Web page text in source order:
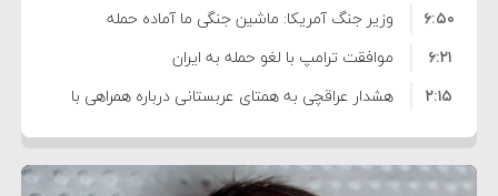
نشده است
وزیر جنگ آمریکا: ماشین جنگی ما آماده حمله
نظامی علیه ایران است
۶:۵۰
موافقت ترامپ با لغو حمله به ایران
۶:۲۱
هشدار عراقچی به همتای عربستانی درباره همراهی با
آمریکا
۲:۱۵
مقام ارشد امنیتی: برنامه گسترده‌ای برای پاسخ به
دیوانگی آمریکا داریم
۷:۱۰
ترامپ دستور حملات جدید علیه ایران را صادر کرد
۵:۴۵